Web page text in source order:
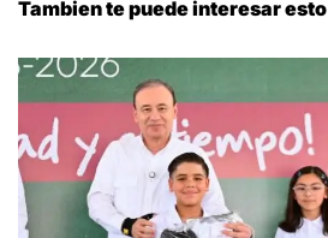
Tambien te puede interesar esto